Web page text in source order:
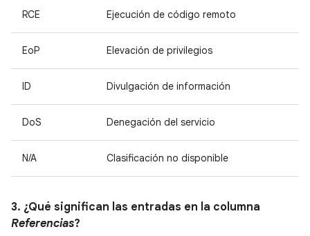
RCE Ejecución de código remoto
EoP Elevación de privilegios
ID Divulgación de información
DoS Denegación del servicio
N/A Clasificación no disponible
3. ¿Qué significan las entradas en la columna
Referencias?